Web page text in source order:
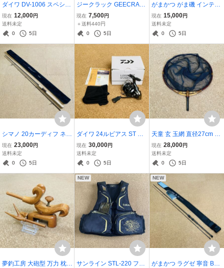
ダイワ DV-1006 スペシャ
ル ウィンドストッパー(R)
ショートベスト Lサイズ
マスターブラック 鮎釣り
現在 12,000円
送料未定
0
5日
ジークラック GEECRAC
H 海老助スッテTG25号 ♯
008 レッドグリーン ♯096
赤/黄 ♯100ニンジン 3点セ
ン イカメタル
現在 7,500円
＋送料440円
0
5日
がまかつ がま磯 インテッ
サ G-5 1.75号 5.3m ♯1 穂
先 磯竿 INTESSA G-V 未
使用品
現在 15,000円
送料未定
0
5日
シマノ 20カーディフ ネイ
ティブスペシャル S77L N
o.39549 2ピース スピニ
ングモデル トラウト 綺麗
現在 23,000円
送料未定
0
5日
ダイワ 24ルビアス ST SF
2500SS-H スピニングリ
ール LUVIAS 超美品
現在 30,000円
送料未定
0
5日
天童 玄 玉網 直径27cm 9
尺 へらぶな ヘラブナ ヘラ
釣り タモ網 ネット タモワ
ク 玉枠 人気 希少
現在 28,000円
送料未定
0
5日
夢釣工房 大砲型 万力 枕付
NEW
サンライン STL-220 フロ
NEW
がまかつ ラグゼ 寧音 B74